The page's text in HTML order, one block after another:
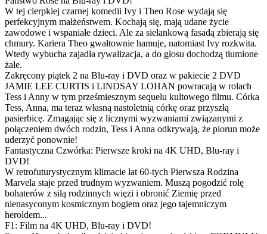
W tej cierpkiej czarnej komedii Ivy i Theo Rose wydają się
perfekcyjnym małżeństwem. Kochają się, mają udane życie
zawodowe i wspaniałe dzieci. Ale za sielankową fasadą zbierają się
chmury. Kariera Theo gwałtownie hamuje, natomiast Ivy rozkwita.
Wtedy wybucha zajadła rywalizacja, a do głosu dochodzą tłumione
żale.
Zakręcony piątek 2 na Blu-ray i DVD oraz w pakiecie 2 DVD
JAMIE LEE CURTIS i LINDSAY LOHAN powracają w rolach
Tess i Anny w tym prześmiesznym sequelu kultowego filmu. Córka
Tess, Anna, ma teraz własną nastoletnią córkę oraz przyszłą
pasierbicę. Zmagając się z licznymi wyzwaniami związanymi z
połączeniem dwóch rodzin, Tess i Anna odkrywają, że piorun może
uderzyć ponownie!
Fantastyczna Czwórka: Pierwsze kroki na 4K UHD, Blu-ray i
DVD!
W retrofuturystycznym klimacie lat 60-tych Pierwsza Rodzina
Marvela staje przed trudnym wyzwaniem. Muszą pogodzić rolę
bohaterów z siłą rodzinnych więzi i obronić Ziemię przed
nienasyconym kosmicznym bogiem oraz jego tajemniczym
heroldem...
F1: Film na 4K UHD, Blu-ray i DVD!